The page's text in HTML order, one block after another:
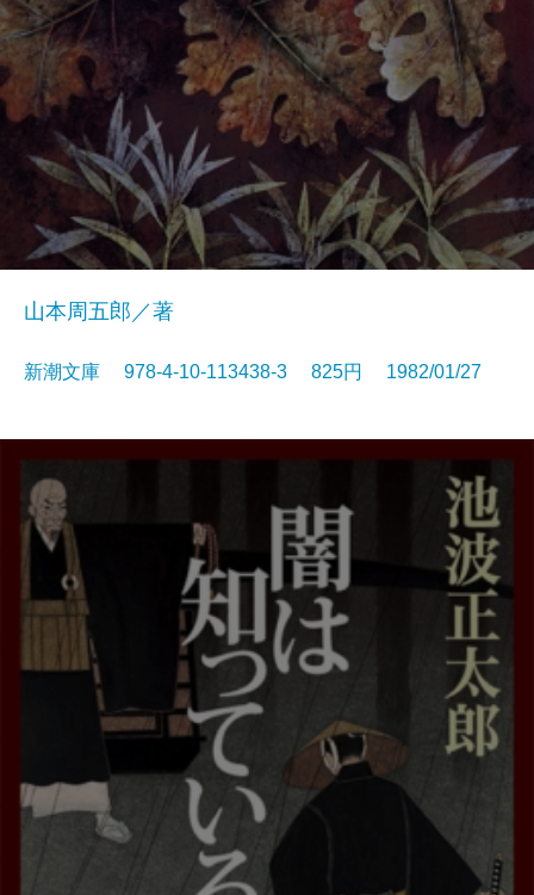
山本周五郎／著
新潮文庫 978-4-10-113438-3 825円 1982/01/27